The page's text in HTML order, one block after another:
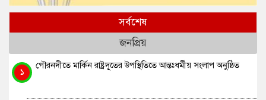
সর্বশেষ
জনপ্রিয়
১
গৌরনদীতে মার্কিন রাষ্ট্রদূতের উপস্থিতিতে আন্তঃধর্মীয় সংলাপ অনুষ্ঠিত